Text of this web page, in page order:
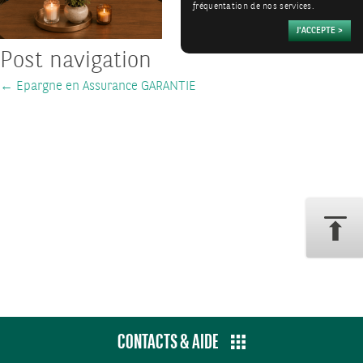
Post navigation
← Epargne en Assurance GARANTIE
CONTACTS & AIDE
fréquentation de nos services.